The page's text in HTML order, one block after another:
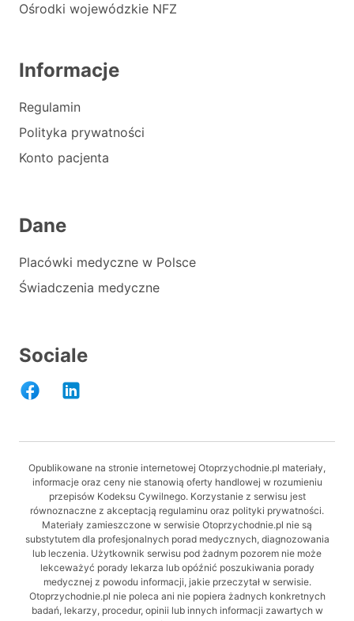
Ośrodki wojewódzkie NFZ
Informacje
Regulamin
Polityka prywatności
Konto pacjenta
Dane
Placówki medyczne w Polsce
Świadczenia medyczne
Sociale
Opublikowane na stronie internetowej Otoprzychodnie.pl materiały,
informacje oraz ceny nie stanowią oferty handlowej w rozumieniu
przepisów Kodeksu Cywilnego. Korzystanie z serwisu jest
równoznaczne z akceptacją regulaminu oraz polityki prywatności.
Materiały zamieszczone w serwisie Otoprzychodnie.pl nie są
substytutem dla profesjonalnych porad medycznych, diagnozowania
lub leczenia. Użytkownik serwisu pod żadnym pozorem nie może
lekceważyć porady lekarza lub opóźnić poszukiwania porady
medycznej z powodu informacji, jakie przeczytał w serwisie.
Otoprzychodnie.pl nie poleca ani nie popiera żadnych konkretnych
badań, lekarzy, procedur, opinii lub innych informacji zawartych w